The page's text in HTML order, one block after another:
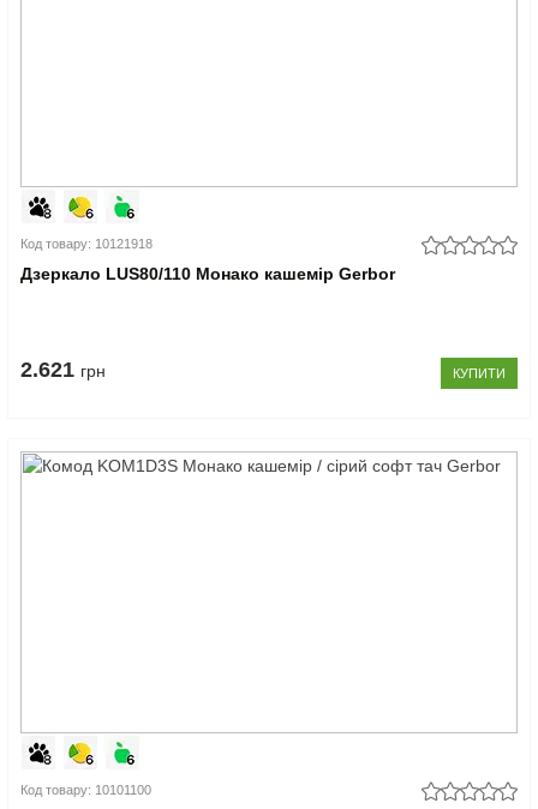
Код товару: 10121918
Дзеркало LUS80/110 Монако кашемір Gerbor
2.621 грн КУПИТИ
Код товару: 10101100